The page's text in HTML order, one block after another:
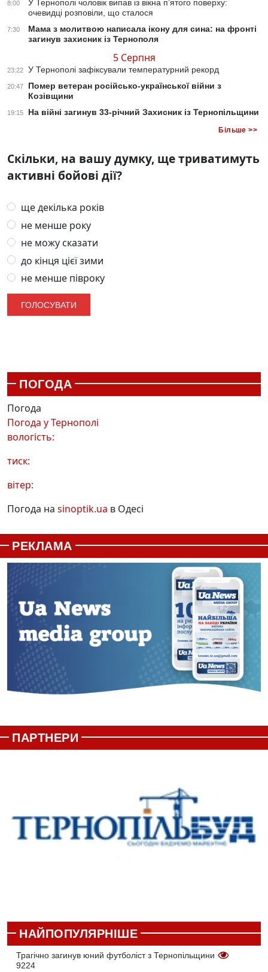
8:00
У Тернополі чоловік випав із вікна п’ятого поверху:
очевидці розповіли, що сталося
7:30
Мама з молитвою написала ікону для сина: на фронті
загинув захисник із Тернополя
5 Серпня
23:22 У Тернополі зафіксували температурний рекорд
20:47
Помер ветеран російсько-української війни з
Козівщини
19:15 На війні загинув 33-річний Захисник із Тернопільщини
Більше >>
Скільки, на вашу думку, ще триватимуть
активні бойові дії?
ще декілька років
не менше року
не можу сказати
до кінця цієї зими
не менше півроку
ПОГОДА
Погода
Погода уТернополі
вологість:
тиск:
вітер:
Погода на sinoptik.ua в Одесі
РЕКЛАМА
ПАРТНЕРИ
НАЙПОПУЛЯРНІШЕ
Трагічно загинув юний футболіст з Тернопільщини
9224